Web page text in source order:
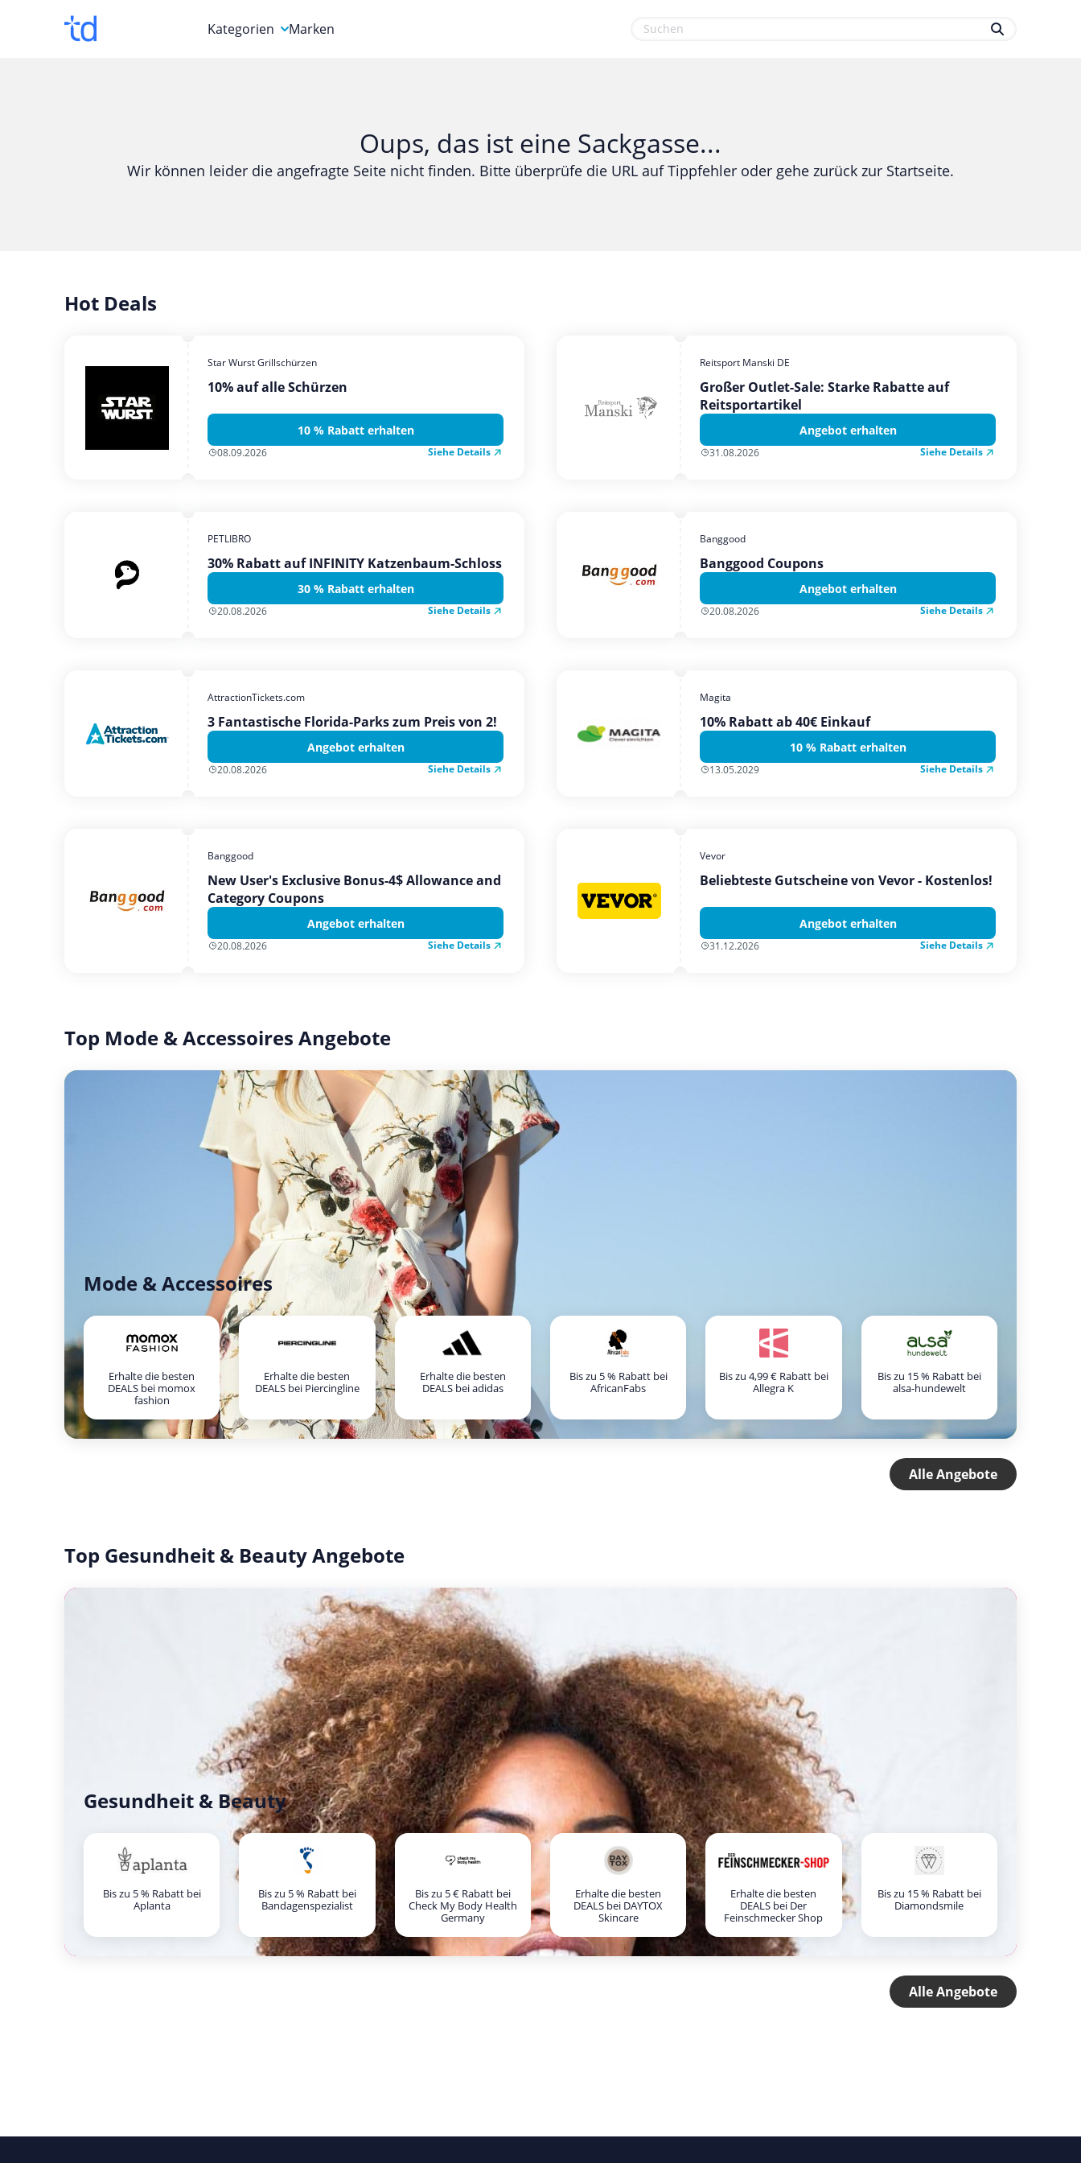
Kategorien
Computer & Elektronik
Gesundheit & Beauty
Mobilfunk & Internet
Marken
Oups, das ist eine Sackgasse...
Wir können leider die angefragte Seite nicht finden. Bitte überprüfe die URL auf Tippfehler oder gehe zurück zur Startseite.
Hot Deals
Star Wurst Grillschürzen
10% auf alle Schürzen
10 % Rabatt erhalten
08.09.2026 Siehe Details
Reitsport Manski DE
Großer Outlet-Sale: Starke Rabatte auf
Reitsportartikel
Angebot erhalten
31.08.2026 Siehe Details
PETLIBRO
30% Rabatt auf INFINITY Katzenbaum-Schloss
30 % Rabatt erhalten
20.08.2026 Siehe Details
Banggood
Banggood Coupons
Angebot erhalten
20.08.2026 Siehe Details
AttractionTickets.com
3 Fantastische Florida-Parks zum Preis von 2!
Angebot erhalten
20.08.2026 Siehe Details
Magita
10% Rabatt ab 40€ Einkauf
10 % Rabatt erhalten
13.05.2029 Siehe Details
Banggood
New User's Exclusive Bonus-4$ Allowance and
Category Coupons
Angebot erhalten
20.08.2026 Siehe Details
Vevor
Beliebteste Gutscheine von Vevor - Kostenlos!
Angebot erhalten
31.12.2026 Siehe Details
Top Mode & Accessoires Angebote
Mode & Accessoires
Erhalte die besten
DEALS bei momox
fashion
Erhalte die besten
DEALS bei Piercingline
Erhalte die besten
DEALS bei adidas
Bis zu 5 % Rabatt bei
AfricanFabs
Bis zu 4,99 € Rabatt bei
Allegra K
Bis zu 15 % Rabatt bei
alsa-hundewelt
Alle Angebote
Top Gesundheit & Beauty Angebote
Gesundheit & Beauty
Bis zu 5 % Rabatt bei
Aplanta
Bis zu 5 % Rabatt bei
Bandagenspezialist
Bis zu 5 € Rabatt bei
Check My Body Health
Germany
Erhalte die besten
DEALS bei DAYTOX
Skincare
Erhalte die besten
DEALS bei Der
Feinschmecker Shop
Bis zu 15 % Rabatt bei
Diamondsmile
Alle Angebote